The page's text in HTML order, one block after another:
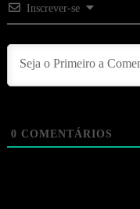
Inscrever-se
0 COMENTÁRIOS